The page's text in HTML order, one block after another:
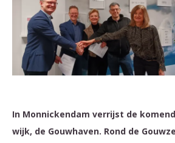
In Monnickendam verrijst de
wijk, de Gouwhaven. Rond de